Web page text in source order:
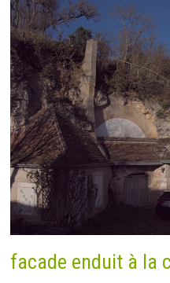
facade enduit à la